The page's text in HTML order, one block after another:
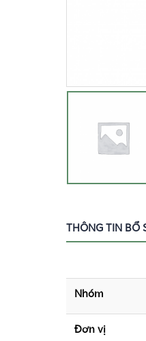
THÔNG TIN BỔ
Nhóm
Đơn vị